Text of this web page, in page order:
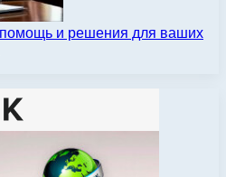
и решения для ваших